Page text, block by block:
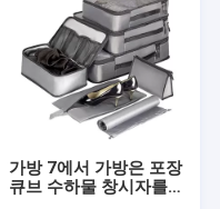
가방 7에서 가방은 포장
큐브 수하물 창시자를